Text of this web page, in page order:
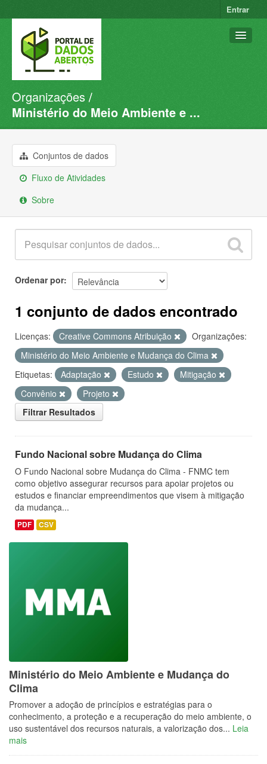
Entrar
Conjuntos de dados
Organizações
Sobre
Organizações
Ministério do Meio Ambiente e ...
Conjuntos de dados
Fluxo de Atividades
Sobre
Ordenar por
1 conjunto de dados encontrado
Licenças: Creative Commons Atribuição
Organizações:
Ministério do Meio Ambiente e Mudança do Clima
Etiquetas:
Adaptação Estudo
Mitigação
Convênio
Projeto
Filtrar Resultados
Fundo Nacional sobre Mudança do Clima
O Fundo Nacional sobre Mudança do Clima - FNMC tem
como objetivo assegurar recursos para apoiar projetos ou
estudos e financiar empreendimentos que visem à mitigação
da mudança...
PDF CSV
Ministério do Meio Ambiente e Mudança do
Clima
Promover a adoção de princípios e estratégias para o
conhecimento, a proteção e a recuperação do meio ambiente, o
uso sustentável dos recursos naturais, a valorização dos... Leia
mais